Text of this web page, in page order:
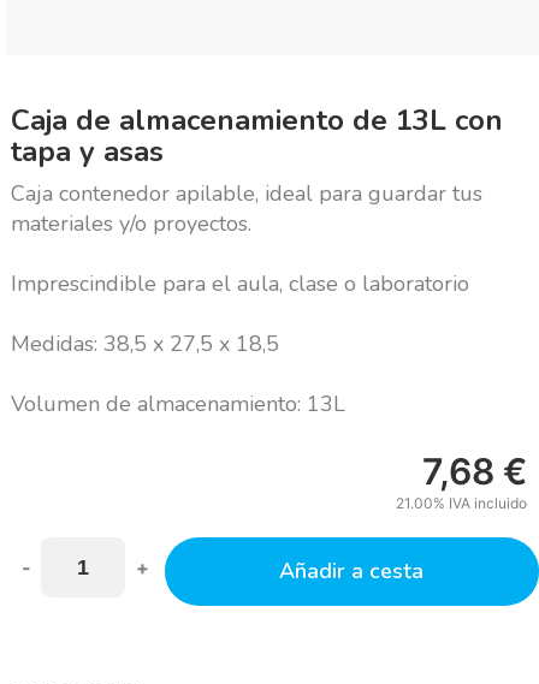
Caja de almacenamiento de 13L con
tapa y asas
Caja contenedor apilable, ideal para guardar tus
materiales y/o proyectos.
Imprescindible para el aula, clase o laboratorio
Medidas: 38,5 x 27,5 x 18,5
Volumen de almacenamiento: 13L
7,68 €
21.00% IVA incluido
- + Añadir a cesta